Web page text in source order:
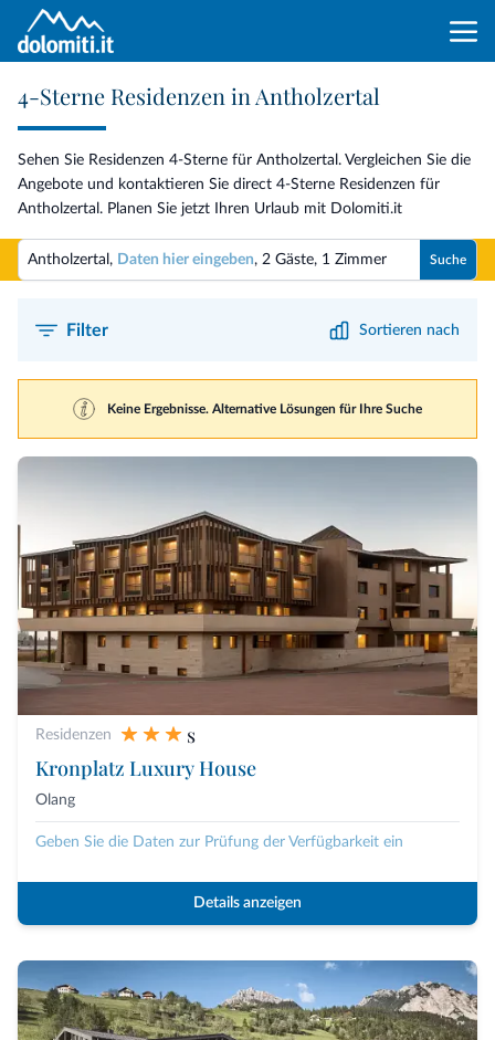
4-Sterne Residenzen in Antholzertal
Sehen Sie Residenzen 4-Sterne für Antholzertal. Vergleichen Sie die
Angebote und kontaktieren Sie direct 4-Sterne Residenzen für
Antholzertal. Planen Sie jetzt Ihren Urlaub mit Dolomiti.it
Antholzertal, Daten hier eingeben, 2 Gäste, 1 Zimmer Suche
Filter Sortieren nach
Keine Ergebnisse. Alternative Lösungen für Ihre Suche
Residenzen
s
Kronplatz Luxury House
Olang
Geben Sie die Daten zur Prüfung der Verfügbarkeit ein
Details anzeigen